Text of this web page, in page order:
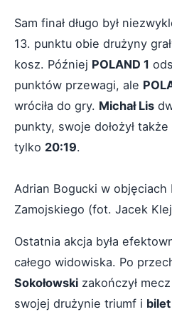
Sam finał długo był
13. punktu obie drużyny
kosz. Później POLAND 1
punktów przewagi, ale
wróciła do gry. Michał Lis
punkty, swoje dołożył także
tylko 20:19.
Adrian Bogucki w objęciach
Zamojskiego (fot. Jacek
Ostatnia akcja była
całego widowiska. Po
Sokołowski zakończył
swojej drużynie triumf i